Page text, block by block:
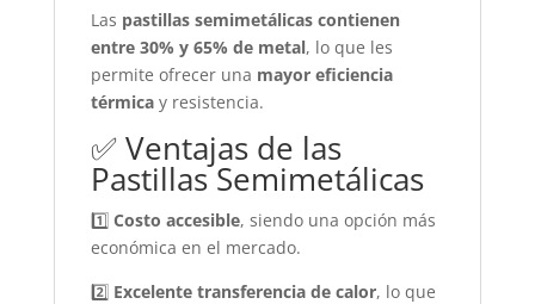
Las pastillas semimetálicas contienen
entre 30% y 65% de metal, lo que les
permite ofrecer una mayor eficiencia
térmicay resistencia.
✅ Ventajas de las
Pastillas Semimetálicas
1️⃣ Costo accesible, siendo una opción más
económica en el mercado.
2️⃣ Excelente transferencia de calor, lo que